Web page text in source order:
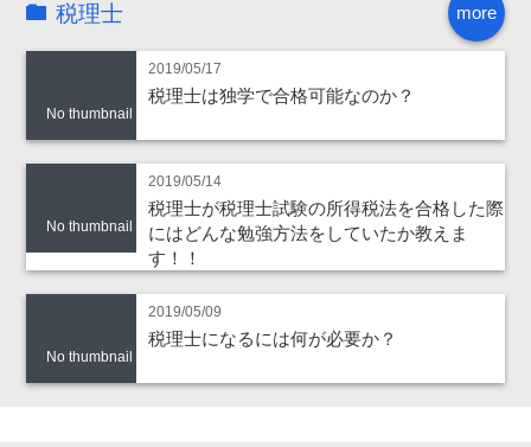
more
税理士
No thumbnail
2019/05/17
税理士は独学で合格可能なのか？
No thumbnail
2019/05/14
税理士が税理士試験の所得税法を合格した際
にはどんな勉強方法をしていたか教えま
す！！
No thumbnail
2019/05/09
税理士になるには何が必要か？